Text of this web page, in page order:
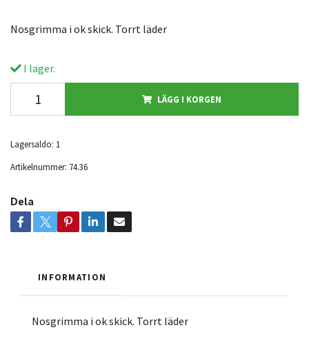
Nosgrimma i ok skick. Torrt läder
I lager.
LÄGG I KORGEN
Lagersaldo: 1
Artikelnummer: 74.36
Dela
INFORMATION
Nosgrimma i ok skick. Torrt läder